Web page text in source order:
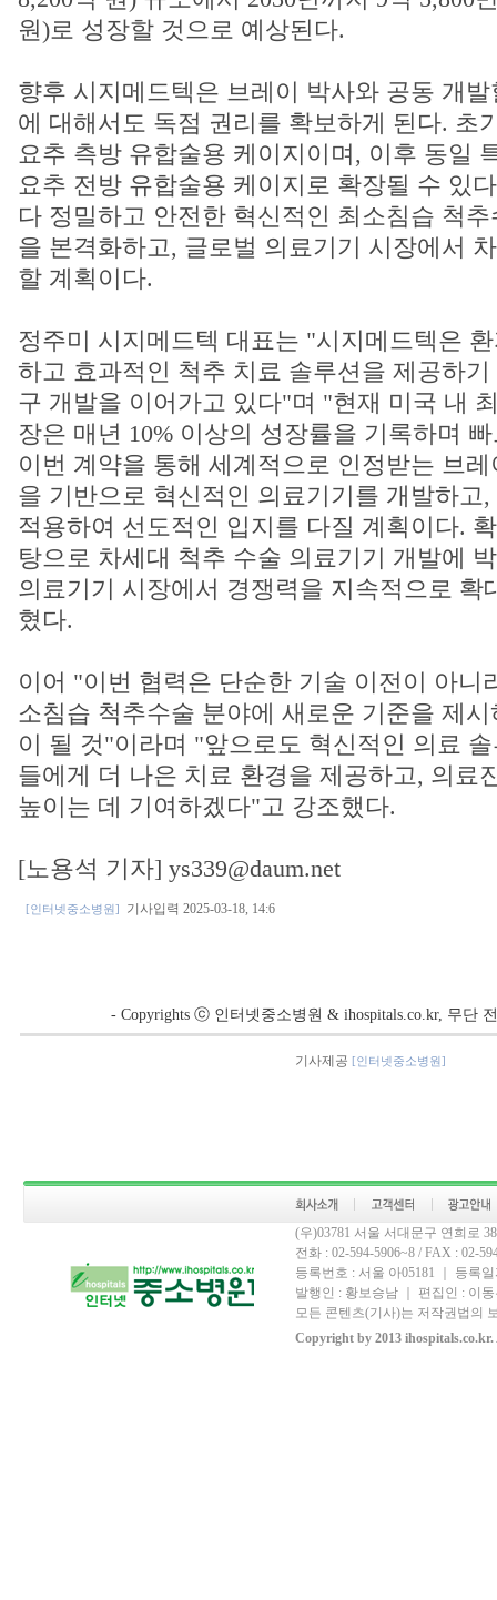
원)로 성장할 것으로 예상된다.
향후 시지메드텍은 브레이 박사와 공동 개
에 대해서도 독점 권리를 확보하게 된다. 초
요추 측방 유합술용 케이지이며, 이후 동일
요추 전방 유합술용 케이지로 확장될 수 있
다 정밀하고 안전한 혁신적인 최소침습 척
을 본격화하고, 글로벌 의료기기 시장에서
할 계획이다.
정주미 시지메드텍 대표는 "시지메드텍은
하고 효과적인 척추 치료 솔루션을 제공하
구 개발을 이어가고 있다"며 "현재 미국 내
장은 매년 10% 이상의 성장률을 기록하며
이번 계약을 통해 세계적으로 인정받는 브
을 기반으로 혁신적인 의료기기를 개발하고
적용하여 선도적인 입지를 다질 계획이다.
탕으로 차세대 척추 수술 의료기기 개발에
의료기기 시장에서 경쟁력을 지속적으로 확
혔다.
이어 "이번 협력은 단순한 기술 이전이 아니
소침습 척추수술 분야에 새로운 기준을 제
이 될 것"이라며 "앞으로도 혁신적인 의료
들에게 더 나은 치료 환경을 제공하고, 의료
높이는 데 기여하겠다"고 강조했다.
[노용석 기자] ys339@daum.net
[인터넷중소병원] 기사입력 2025-03-18, 14:6
- Copyrights ⓒ 인터넷중소병원 & ihospitals.co.kr, 무단
기사제공 [인터넷중소병원]
(우)03781 서울 서대문구 연희로
전화 : 02-594-5906~8 / FAX : 02-
등록번호 : 서울 아05181 ｜ 등록
발행인 : 황보승남 ｜ 편집인 : 이
모든 콘텐츠(기사)는 저작권법의
Copyright by 2013 ihospitals.co.kr.